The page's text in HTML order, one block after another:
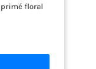
floral
en acier
racines,
robustes
besoin de